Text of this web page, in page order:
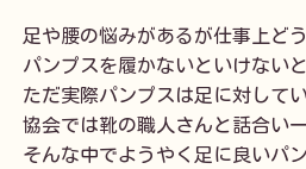
足や腰の悩みがあるが仕事上ど
パンプスを履かないといけない
ただ実際パンプスは足に対して
協会では靴の職人さんと話合い
そんな中でようやく足に良いパ